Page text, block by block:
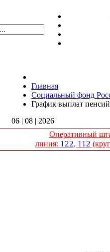
Главная
Социальный фонд
График выплат
06 | 08 | 2026
Оперативный
линия: 122, 112